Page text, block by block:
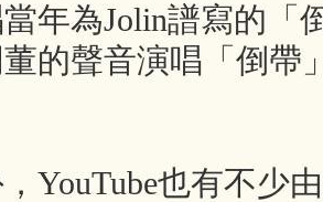
年為Jolin譜寫的「
的聲音演唱「倒帶
YouTube也有不少